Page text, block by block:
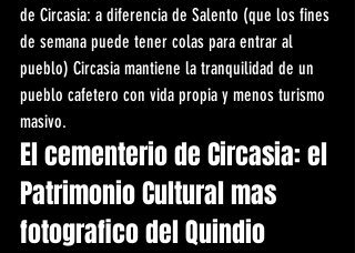
de Circasia: a diferencia de Salento (que los fines
de semana puede tener colas para entrar al
pueblo) Circasia mantiene la tranquilidad de un
pueblo cafetero con vida propia y menos turismo
masivo.
El cementerio de Circasia: el
Patrimonio Cultural mas
fotografico del Quindio